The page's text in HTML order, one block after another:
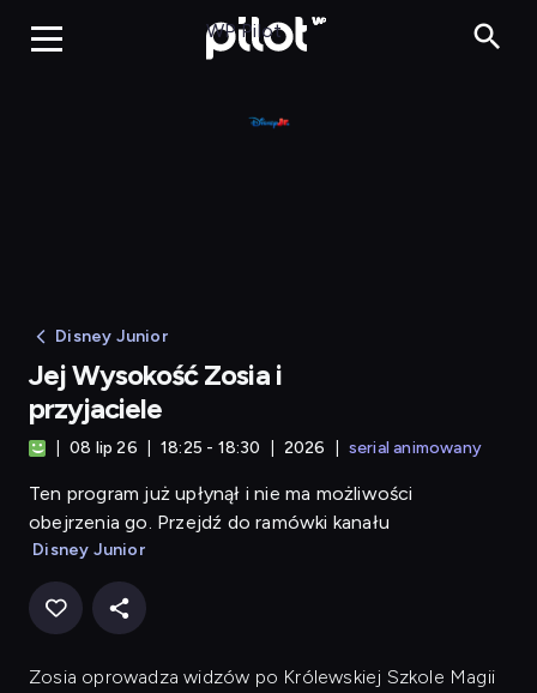
WP Pilot
Disney Junior
Jej Wysokość Zosia i
przyjaciele
08 lip 26 18:25 - 18:30 2026 serial animowany
Ten program już upłynął i nie ma możliwości
obejrzenia go. Przejdź do ramówki kanału
Disney Junior
Zosia oprowadza widzów po Królewskiej Szkole Magii